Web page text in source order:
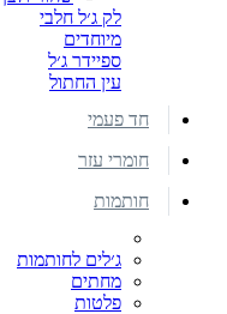
לק ג׳ל חלבי
מיוחדים
ספיידר ג׳ל
עין החתול
חד פעמי
חומרי עזר
חותמות
ג׳לים לחותמות
מחתים
פלטות